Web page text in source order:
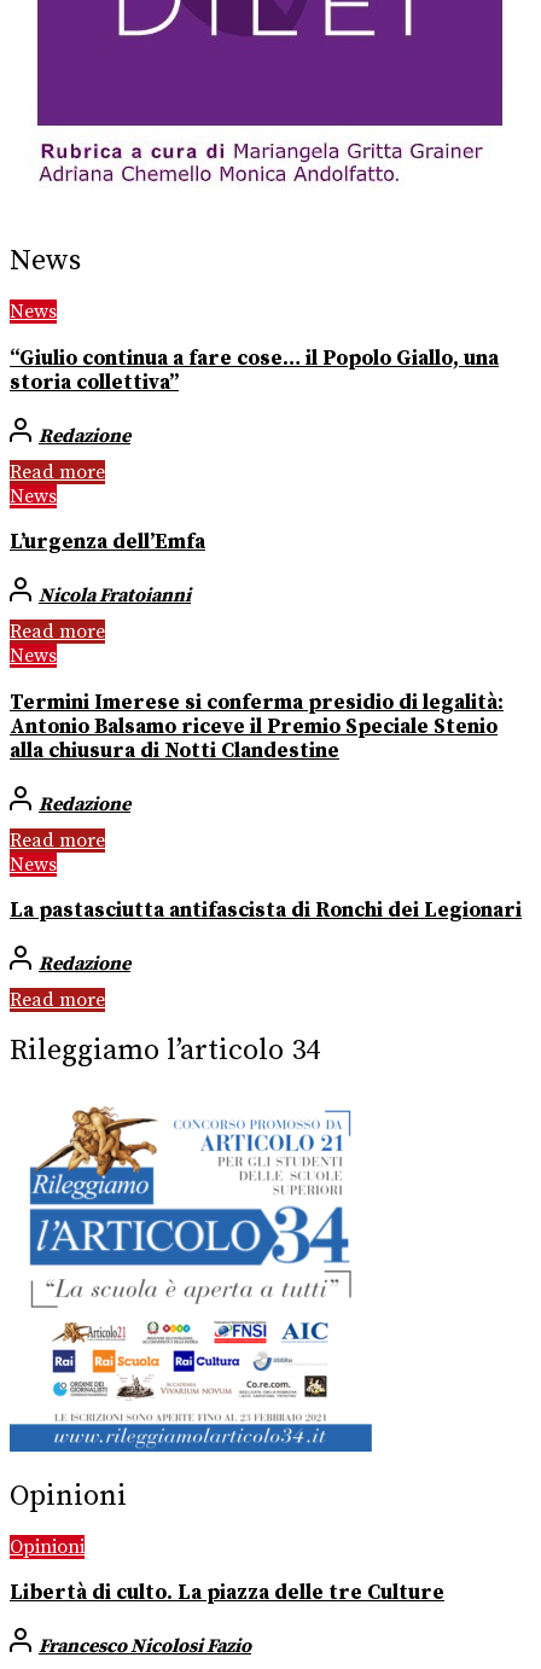
News
News
“Giulio continua a fare cose… il Popolo Giallo, una
storia collettiva”
Redazione
Read more
News
L’urgenza dell’Emfa
Nicola Fratoianni
Read more
News
Termini Imerese si conferma presidio di legalità:
Antonio Balsamo riceve il Premio Speciale Stenio
alla chiusura di Notti Clandestine
Redazione
Read more
News
La pastasciutta antifascista di Ronchi dei Legionari
Redazione
Read more
Rileggiamo l’articolo 34
Opinioni
Opinioni
Libertà di culto. La piazza delle tre Culture
Francesco Nicolosi Fazio